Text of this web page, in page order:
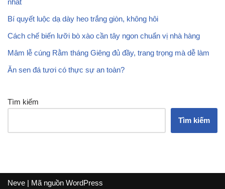
Bí quyết luộc dạ dày heo trắng giòn, không hôi
Cách chế biến lưỡi bò xào cần tây ngon chuẩn vị nhà hàng
Mâm lễ cúng Rằm tháng Giêng đủ đầy, trang trọng mà dễ làm
Ăn sen đá tươi có thực sự an toàn?
Tìm kiếm
Tìm kiếm
Neve | Mã nguồn WordPress